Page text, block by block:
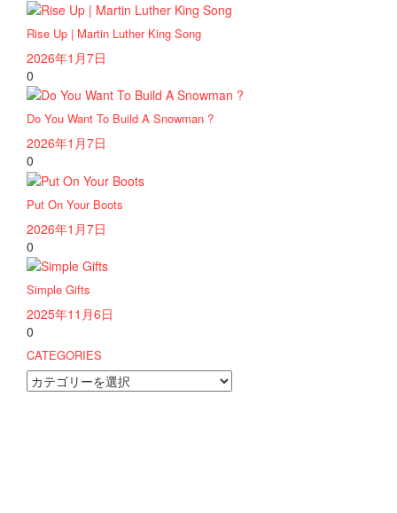
Rise Up | Martin Luther King Song
2026年1月7日
0
Do You Want To Build A Snowman ?
2026年1月7日
0
Put On Your Boots
2026年1月7日
0
Simple Gifts
2025年11月6日
0
CATEGORIES
CATEGORIES